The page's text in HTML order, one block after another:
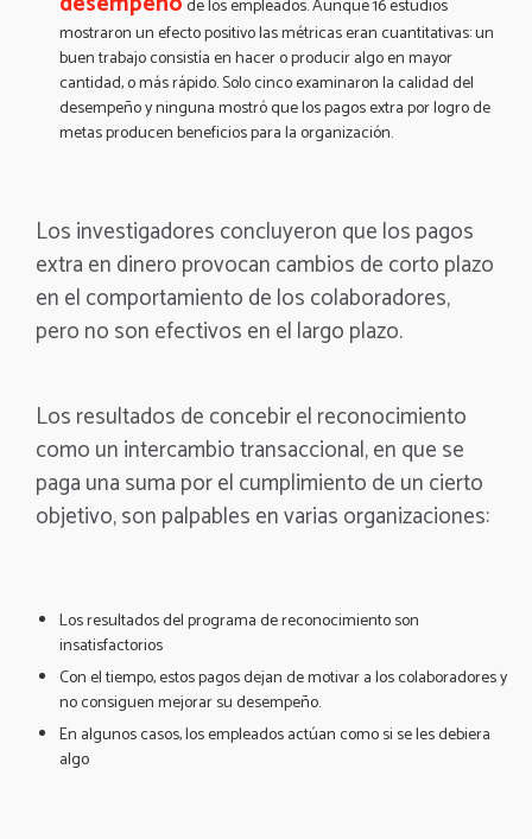
de los empleados. Aunque 16 estudios
mostraron un efecto positivo las métricas eran cuantitativas: un
buen trabajo consistía en hacer o producir algo en mayor
cantidad, o más rápido. Solo cinco examinaron la calidad del
desempeño y ninguna mostró que los pagos extra por logro de
metas producen beneficios para la organización.
Los investigadores concluyeron que los pagos
extra en dinero provocan cambios de corto plazo
en el comportamiento de los colaboradores,
pero no son efectivos en el largo plazo.
Los resultados de concebir el reconocimiento
como un intercambio transaccional, en que se
paga una suma por el cumplimiento de un cierto
objetivo, son palpables en varias organizaciones:
Los resultados del programa de reconocimiento son
insatisfactorios
Con el tiempo, estos pagos dejan de motivar a los colaboradores y
no consiguen mejorar su desempeño.
En algunos casos, los empleados actúan como si se les debiera
algo